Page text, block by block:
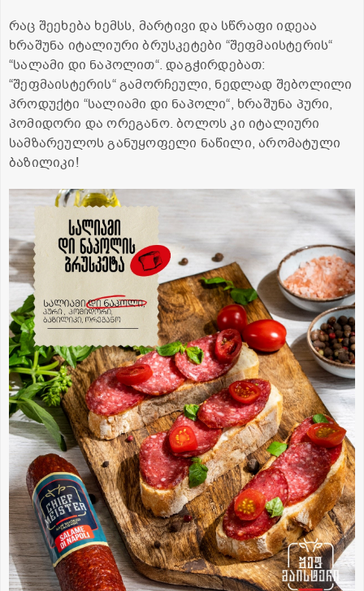
რაც შეეხება ხემსს, მარტივი და სწრაფი იდეაა
ხრაშუნა იტალიური ბრუსკეტები “შეფმაისტერის“
“სალამი დი ნაპოლით“. დაგჭირდებათ:
“შეფმაისტერის“ გამორჩეული, ნედლად შებოლილი
პროდუქტი “სალიამი დი ნაპოლი“, ხრაშუნა პური,
პომიდორი და ორეგანო. ბოლოს კი იტალიური
სამზარეულოს განუყოფელი ნაწილი, არომატული
ბაზილიკი!